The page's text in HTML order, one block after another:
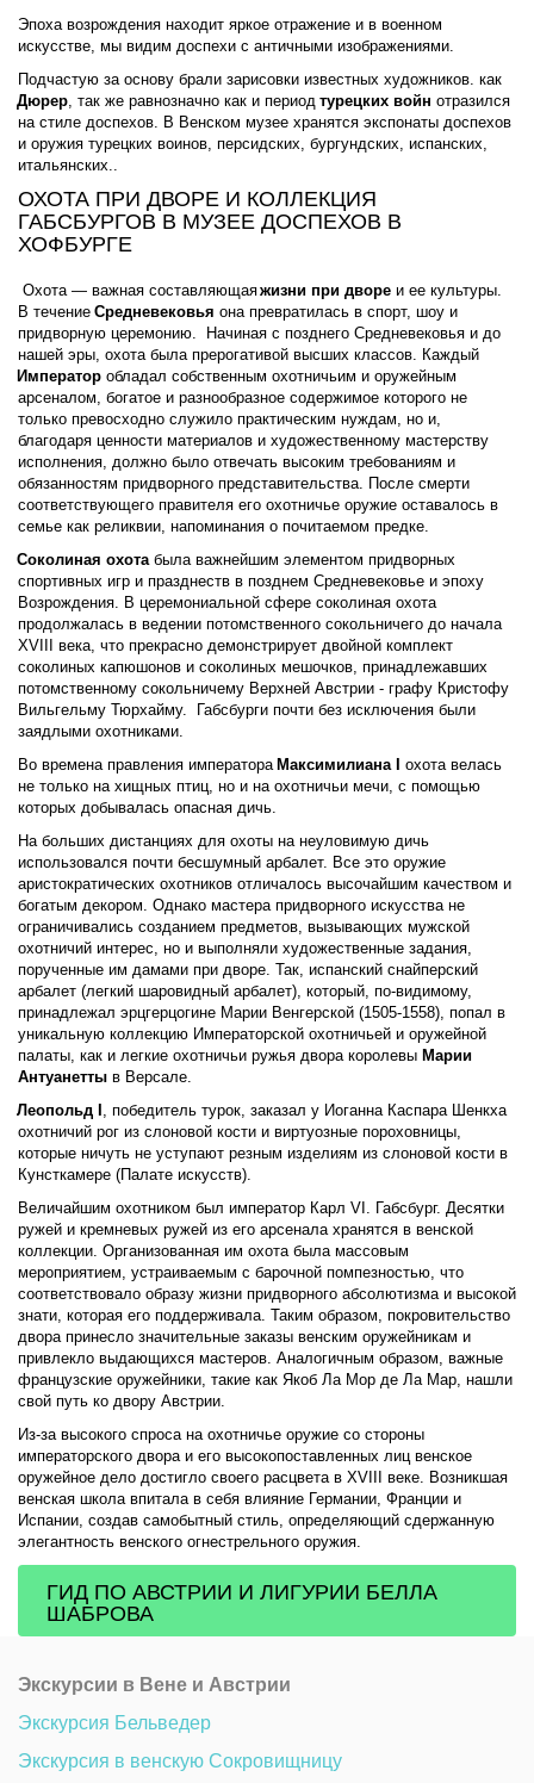
Эпоха возрождения находит яркое отражение и в военном
искусстве, мы видим доспехи с античными изображениями.
Подчастую за основу брали зарисовки известных художников. как
Дюрер, так же равнозначно как и период турецких войн отразился
на стиле доспехов. В Венском музее хранятся экспонаты доспехов
и оружия турецких воинов, персидских, бургундских, испанских,
итальянских..
ОХОТА ПРИ ДВОРЕ И КОЛЛЕКЦИЯ
ГАБСБУРГОВ В МУЗЕЕ ДОСПЕХОВ В
ХОФБУРГЕ
Охота — важная составляющаяжизни при дворе и ее культуры.
В течение Средневековья она превратилась в спорт, шоу и
придворную церемонию.  Начиная с позднего Средневековья и до
Император обладал собственным охотничьим и оружейным
арсеналом, богатое и разнообразное содержимое которого не
только превосходно служило практическим нуждам, но и,
благодаря ценности материалов и художественному мастерству
исполнения, должно было отвечать высоким требованиям и
обязанностям придворного представительства. После смерти
соответствующего правителя его охотничье оружие оставалось в
семье как реликвии, напоминания о почитаемом предке.
Соколиная охота была важнейшим элементом придворных
спортивных игр и празднеств в позднем Средневековье и эпоху
Возрождения. В церемониальной сфере соколиная охота
продолжалась в ведении потомственного сокольничего до начала
XVIII века, что прекрасно демонстрирует двойной комплект
соколиных капюшонов и соколиных мешочков, принадлежавших
потомственному сокольничему Верхней Австрии - графу Кристофу
Вильгельму Тюрхайму.  Габсбурги почти без исключения были
заядлыми охотниками.
Во времена правления императора Максимилиана I охота велась
не только на хищных птиц, но и на охотничьи мечи, с помощью
которых добывалась опасная дичь.
На больших дистанциях для охоты на неуловимую дичь
использовался почти бесшумный арбалет. Все это оружие
аристократических охотников отличалось высочайшим качеством и
богатым декором. Однако мастера придворного искусства не
ограничивались созданием предметов, вызывающих мужской
охотничий интерес, но и выполняли художественные задания,
порученные им дамами при дворе. Так, испанский снайперский
арбалет (легкий шаровидный арбалет), который, по-видимому,
принадлежал эрцгерцогине Марии Венгерской (1505-1558), попал в
уникальную коллекцию Императорской охотничьей и оружейной
палаты, как и легкие охотничьи ружья двора королевы Марии
Антуанетты в Версале.
Леопольд I , победитель турок, заказал у Иоганна Каспара Шенкха
охотничий рог из слоновой кости и виртуозные пороховницы,
которые ничуть не уступают резным изделиям из слоновой кости в
Кунсткамере (Палате искусств).
Величайшим охотником был император Карл VI. Габсбург. Десятки
ружей и кремневых ружей из его арсенала хранятся в венской
коллекции. Организованная им охота была массовым
мероприятием, устраиваемым с барочной помпезностью, что
соответствовало образу жизни придворного абсолютизма и высокой
знати, которая его поддерживала. Таким образом, покровительство
двора принесло значительные заказы венским оружейникам и
привлекло выдающихся мастеров. Аналогичным образом, важные
французские оружейники, такие как Якоб Ла Мор де Ла Мар, нашли
свой путь ко двору Австрии.
Из-за высокого спроса на охотничье оружие со стороны
императорского двора и его высокопоставленных лиц венское
оружейное дело достигло своего расцвета в XVIII веке. Возникшая
венская школа впитала в себя влияние Германии, Франции и
Испании, создав самобытный стиль, определяющий сдержанную
элегантность венского огнестрельного оружия.
ГИД ПО АВСТРИИ И ЛИГУРИИ БЕЛЛА
ШАБРОВА
Экскурсии в Вене и Австрии
Экскурсия Бельведер
Экскурсия в венскую Сокровищницу